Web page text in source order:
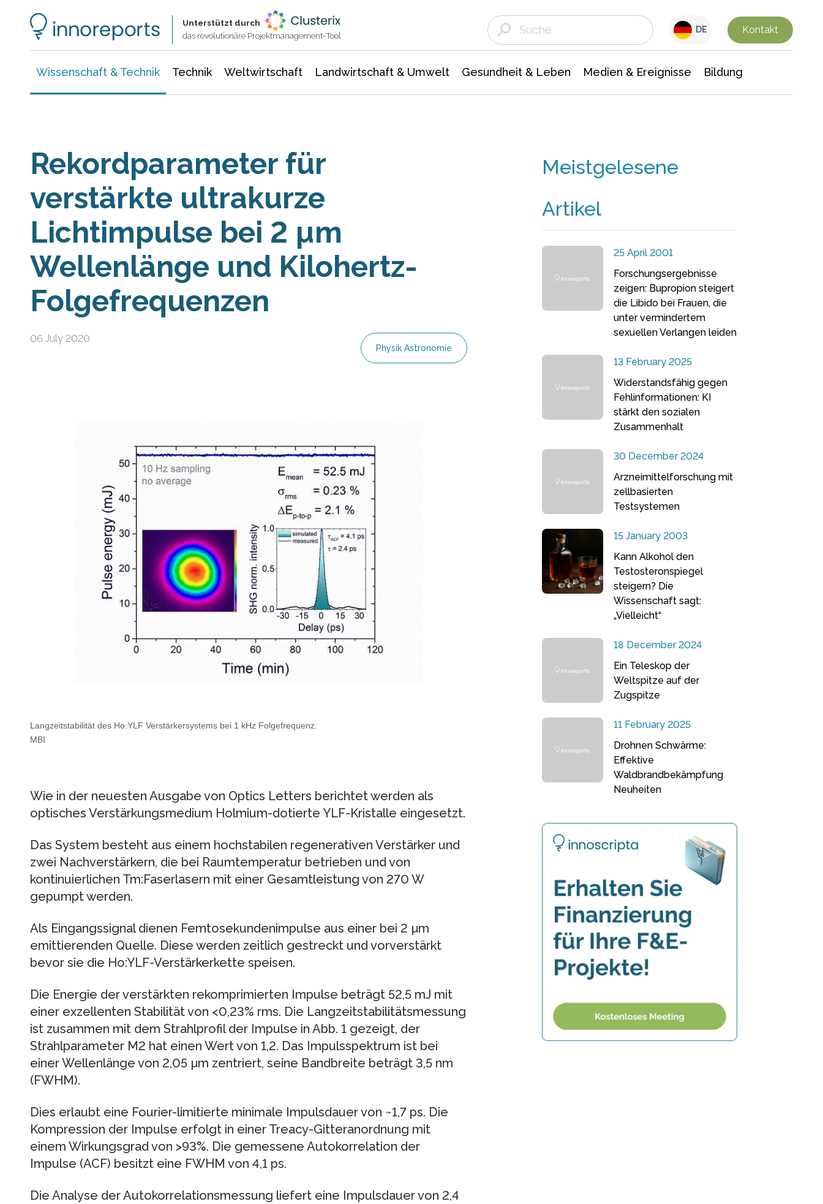
Unterstützt durch
das revolutionäre Projektmanagement-Tool
DE Kontakt
Wissenschaft & Technik Technik Weltwirtschaft Landwirtschaft & Umwelt Gesundheit & Leben Medien & Ereignisse Bildung
Rekordparameter für
verstärkte ultrakurze
Lichtimpulse bei 2 µm
Wellenlänge und Kilohertz-
Folgefrequenzen
06 July 2020
Physik Astronomie
Langzeitstabilität des Ho:YLF Verstärkersystems bei 1 kHz Folgefrequenz.
MBI
Wie in der neuesten Ausgabe von Optics Letters berichtet werden als
optisches Verstärkungsmedium Holmium-dotierte YLF-Kristalle eingesetzt.
Das System besteht aus einem hochstabilen regenerativen Verstärker und
zwei Nachverstärkern, die bei Raumtemperatur betrieben und von
kontinuierlichen Tm:Faserlasern mit einer Gesamtleistung von 270 W
gepumpt werden.
Als Eingangssignal dienen Femtosekundenimpulse aus einer bei 2 µm
emittierenden Quelle. Diese werden zeitlich gestreckt und vorverstärkt
bevor sie die Ho:YLF-Verstärkerkette speisen.
Die Energie der verstärkten rekomprimierten Impulse beträgt 52,5 mJ mit
einer exzellenten Stabilität von <0,23% rms. Die Langzeitstabilitätsmessung
ist zusammen mit dem Strahlprofil der Impulse in Abb. 1 gezeigt, der
Strahlparameter M2 hat einen Wert von 1,2. Das Impulsspektrum ist bei
einer Wellenlänge von 2,05 µm zentriert, seine Bandbreite beträgt 3,5 nm
(FWHM).
Dies erlaubt eine Fourier-limitierte minimale Impulsdauer von ~1,7 ps. Die
Kompression der Impulse erfolgt in einer Treacy-Gitteranordnung mit
einem Wirkungsgrad von >93%. Die gemessene Autokorrelation der
Impulse (ACF) besitzt eine FWHM von 4,1 ps.
Die Analyse der Autokorrelationsmessung liefert eine Impulsdauer von 2,4
Meistgelesene
Artikel
25 April 2001
Forschungsergebnisse
zeigen: Bupropion steigert
die Libido bei Frauen, die
unter vermindertem
sexuellen Verlangen leiden
13 February 2025
Widerstandsfähig gegen
Fehlinformationen: KI
stärkt den sozialen
Zusammenhalt
30 December 2024
Arzneimittelforschung mit
zellbasierten
Testsystemen
15 January 2003
Kann Alkohol den
Testosteronspiegel
steigern? Die
Wissenschaft sagt:
„Vielleicht“
18 December 2024
Ein Teleskop der
Weltspitze auf der
Zugspitze
11 February 2025
Drohnen Schwärme:
Effektive
Waldbrandbekämpfung
Neuheiten